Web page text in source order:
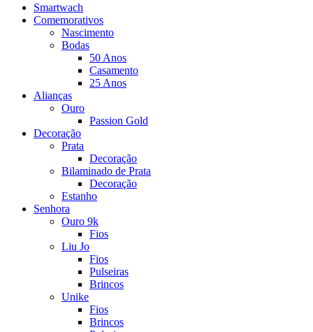
Smartwach
Comemorativos
Nascimento
Bodas
50 Anos
Casamento
25 Anos
Alianças
Ouro
Passion Gold
Decoração
Prata
Decoração
Bilaminado de Prata
Decoração
Estanho
Senhora
Ouro 9k
Fios
Liu Jo
Fios
Pulseiras
Brincos
Unike
Fios
Brincos